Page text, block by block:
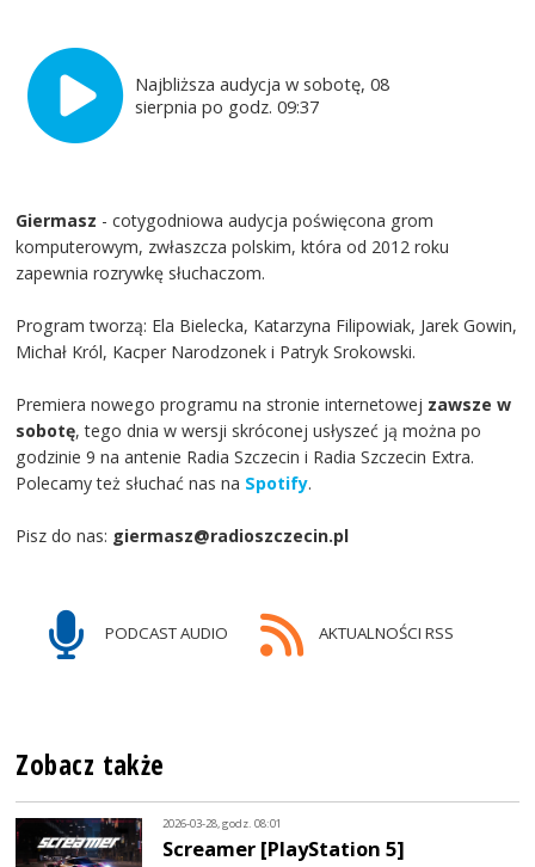
Najbliższa audycja w sobotę, 08
sierpnia po godz. 09:37
Giermasz - cotygodniowa audycja poświęcona grom
komputerowym, zwłaszcza polskim, która od 2012 roku
zapewnia rozrywkę słuchaczom.
Program tworzą: Ela Bielecka, Katarzyna Filipowiak, Jarek Gowin,
Michał Król, Kacper Narodzonek i Patryk Srokowski.
Premiera nowego programu na stronie internetowej zawsze w
sobotę, tego dnia w wersji skróconej usłyszeć ją można po
godzinie 9 na antenie Radia Szczecin i Radia Szczecin Extra.
Polecamy też słuchać nas na Spotify.
Pisz do nas: giermasz@radioszczecin.pl
PODCAST AUDIO AKTUALNOŚCI RSS
Zobacz także
2026-03-28, godz. 08:01
Screamer [PlayStation 5]